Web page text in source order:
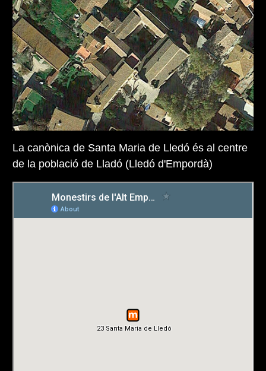
La canònica de Santa Maria de Lledó és al centre
de la població de Lladó (Lledó d'Empordà)